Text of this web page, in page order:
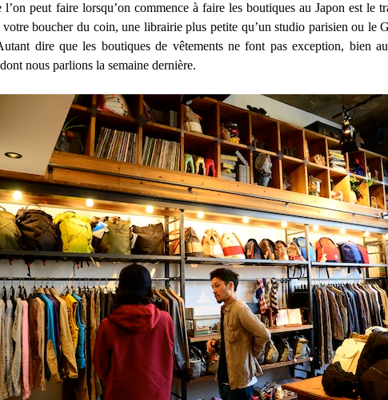
l’on peut faire lorsqu’on commence à faire les boutiques au Japon est le
boucher du coin, une librairie plus petite qu’un studio parisien ou le
dire que les boutiques de vêtements ne font pas exception, bien
dont nous parlions la semaine dernière.